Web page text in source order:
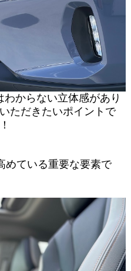
からない立体感があり
ただきたいポイントで
めている重要な要素で